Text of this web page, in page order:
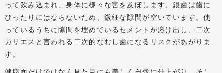
って飲み込まれ、身体に様々な害を及ぼします。銀歯は歯に
ぴったりにはならないため、微細な隙間が空いています。使
っているうちに隙間を埋めているセメントが溶け出し、二次
カリエスと言われる二次的なむし歯になるリスクがあがりま
す。